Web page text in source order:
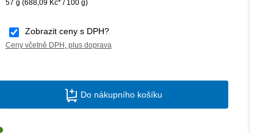
57 g (688,09 Kč* / 100 g)
Zobrazit ceny s DPH?
Ceny včetně DPH, plus doprava
Množství produktu: Zadejte
Do nákupního košíku